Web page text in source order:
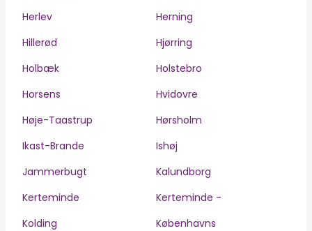
Herlev
Herning
Hillerød
Hjørring
Holbæk
Holstebro
Horsens
Hvidovre
Høje-Taastrup
Hørsholm
Ikast-Brande
Ishøj
Jammerbugt
Kalundborg
Kerteminde
Kerteminde -
Kolding
Københavns